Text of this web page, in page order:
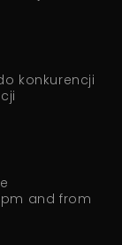
konkurencji
and from